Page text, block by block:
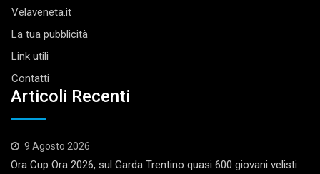
Velaveneta.it
La tua pubblicità
Link utili
Contatti
Articoli Recenti
9 Agosto 2026
Ora Cup Ora 2026, sul Garda Trentino quasi 600 giovani velisti